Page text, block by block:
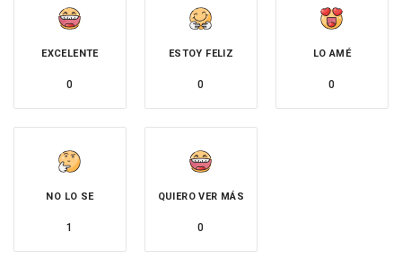
EXCELENTE
0
ESTOY FELIZ
0
LO AMÉ
0
NO LO SE
1
QUIERO VER MÁS
0